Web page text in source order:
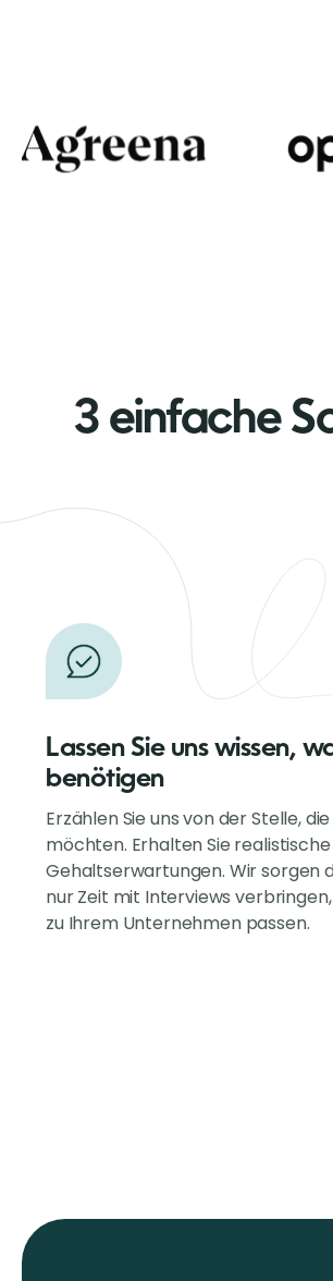
3 einfache
Lassen Sie uns wissen,
benötigen
Erzählen Sie uns von der Stelle,
möchten. Erhalten Sie realistische
Gehaltserwartungen. Wir sorgen
nur Zeit mit Interviews
zu Ihrem Unternehmen passen.